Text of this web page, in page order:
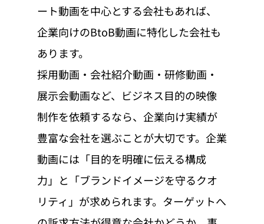
ート動画を中心とする会社もあれば、
企業向けのBtoB動画に特化した会社も
あります。
採用動画・会社紹介動画・研修動画・
展示会動画など、ビジネス目的の映像
制作を依頼するなら、企業向け実績が
豊富な会社を選ぶことが大切です。企業
動画には「目的を明確に伝える構成
力」と「ブランドイメージを守るクオ
リティ」が求められます。ターゲットへ